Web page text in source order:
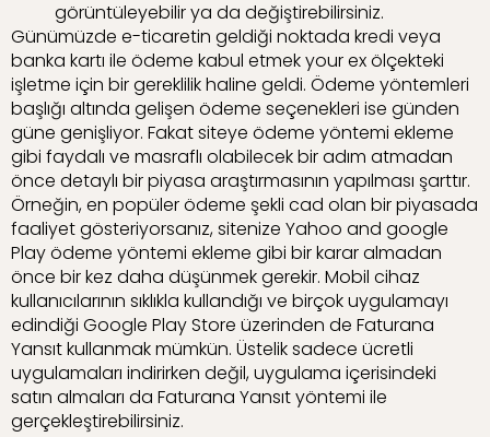
görüntüleyebilir ya da değiştirebilirsiniz.
Günümüzde e-ticaretin geldiği noktada kredi veya
banka kartı ile ödeme kabul etmek your ex ölçekteki
işletme için bir gereklilik haline geldi. Ödeme yöntemleri
başlığı altında gelişen ödeme seçenekleri ise günden
güne genişliyor. Fakat siteye ödeme yöntemi ekleme
gibi faydalı ve masraflı olabilecek bir adım atmadan
önce detaylı bir piyasa araştırmasının yapılması şarttır.
Örneğin, en popüler ödeme şekli cad olan bir piyasada
faaliyet gösteriyorsanız, sitenize Yahoo and google
Play ödeme yöntemi ekleme gibi bir karar almadan
önce bir kez daha düşünmek gerekir. Mobil cihaz
kullanıcılarının sıklıkla kullandığı ve birçok uygulamayı
edindiği Google Play Store üzerinden de Faturana
Yansıt kullanmak mümkün. Üstelik sadece ücretli
uygulamaları indirirken değil, uygulama içerisindeki
satın almaları da Faturana Yansıt yöntemi ile
gerçekleştirebilirsiniz.